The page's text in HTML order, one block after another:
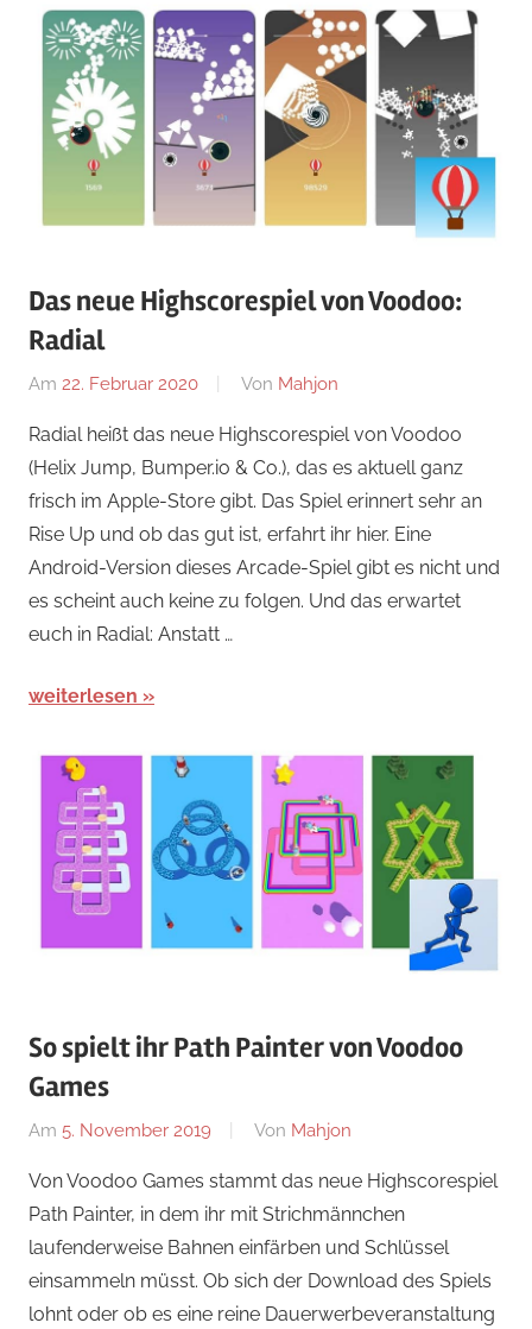
Das neue Highscorespiel von Voodoo:
Radial
Am 22. Februar 2020 Von Mahjon
Arcade-
Spiele,
Arcade-
Spiele
iPad
Radial heißt das neue Highscorespiel von Voodoo
(Helix Jump, Bumper.io & Co.), das es aktuell ganz
frisch im Apple-Store gibt. Das Spiel erinnert sehr an
Rise Up und ob das gut ist, erfahrt ihr hier. Eine
Android-Version dieses Arcade-Spiel gibt es nicht und
es scheint auch keine zu folgen. Und das erwartet
euch in Radial: Anstatt …
weiterlesen
So spielt ihr Path Painter von Voodoo
Games
Am 5. November 2019 Von Mahjon
Android,
Arcade-
Spiele,
Arcade-
Spiele,
Von Voodoo Games stammt das neue Highscorespiel
Path Painter, in dem ihr mit Strichmännchen
laufenderweise Bahnen einfärben und Schlüssel
einsammeln müsst. Ob sich der Download des Spiels
lohnt oder ob es eine reine Dauerwerbeveranstaltung